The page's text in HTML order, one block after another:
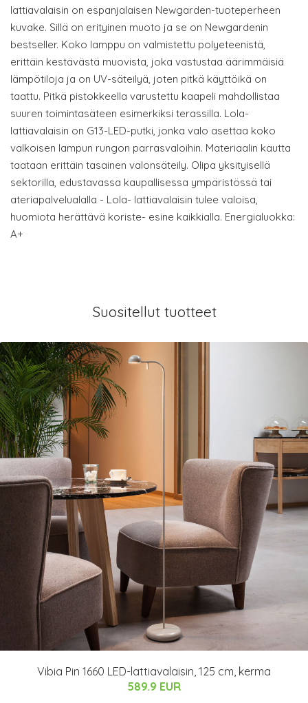
lattiavalaisin on espanjalaisen Newgarden-tuoteperheen
kuvake. Sillä on erityinen muoto ja se on Newgardenin
bestseller. Koko lamppu on valmistettu polyeteenistä,
erittäin kestävästä muovista, joka vastustaa äärimmäisiä
lämpötiloja ja on UV-säteilyä, joten pitkä käyttöikä on
taattu. Pitkä pistokkeella varustettu kaapeli mahdollistaa
suuren toimintasäteen esimerkiksi terassilla. Lola-
lattiavalaisin on G13-LED-putki, jonka valo asettaa koko
valkoisen lampun rungon parrasvaloihin. Materiaalin kautta
taataan erittäin tasainen valonsäteily. Olipa yksityisellä
sektorilla, edustavassa kaupallisessa ympäristössä tai
ateriapalvelualalla - Lola- lattiavalaisin tulee valoisa,
huomiota herättävä koriste- esine kaikkialla. Energialuokka:
A+
Suositellut tuotteet
Vibia Pin 1660 LED-lattiavalaisin, 125 cm, kerma
589.9 EUR